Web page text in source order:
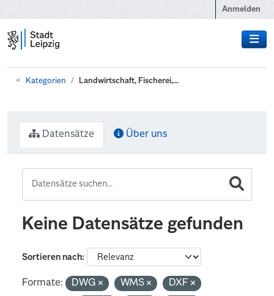
Anmelden
Kategorien Landwirtschaft, Fischerei,...
Datensätze Über uns
Keine Datensätze gefunden
Sortieren nach
Formate: DWG WMS
DXF